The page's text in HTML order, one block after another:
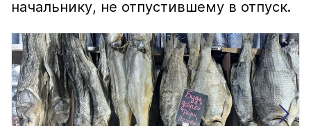
начальнику, не отпустившему в отпуск.